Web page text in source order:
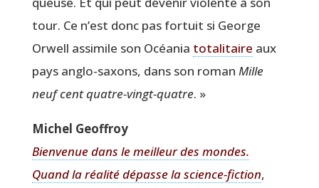
tour. Ce n’est donc pas for­tuit si George
Orwell assi­mile son Océa­nia tota­li­taire aux
pays anglo-saxons, dans son roman Mille
neuf cent quatre-vingt-quatre. »
Michel Geof­froy
Bien­ve­nue dans le meilleur des mondes.
Quand la réa­li­té dépasse la science-fic­tion,